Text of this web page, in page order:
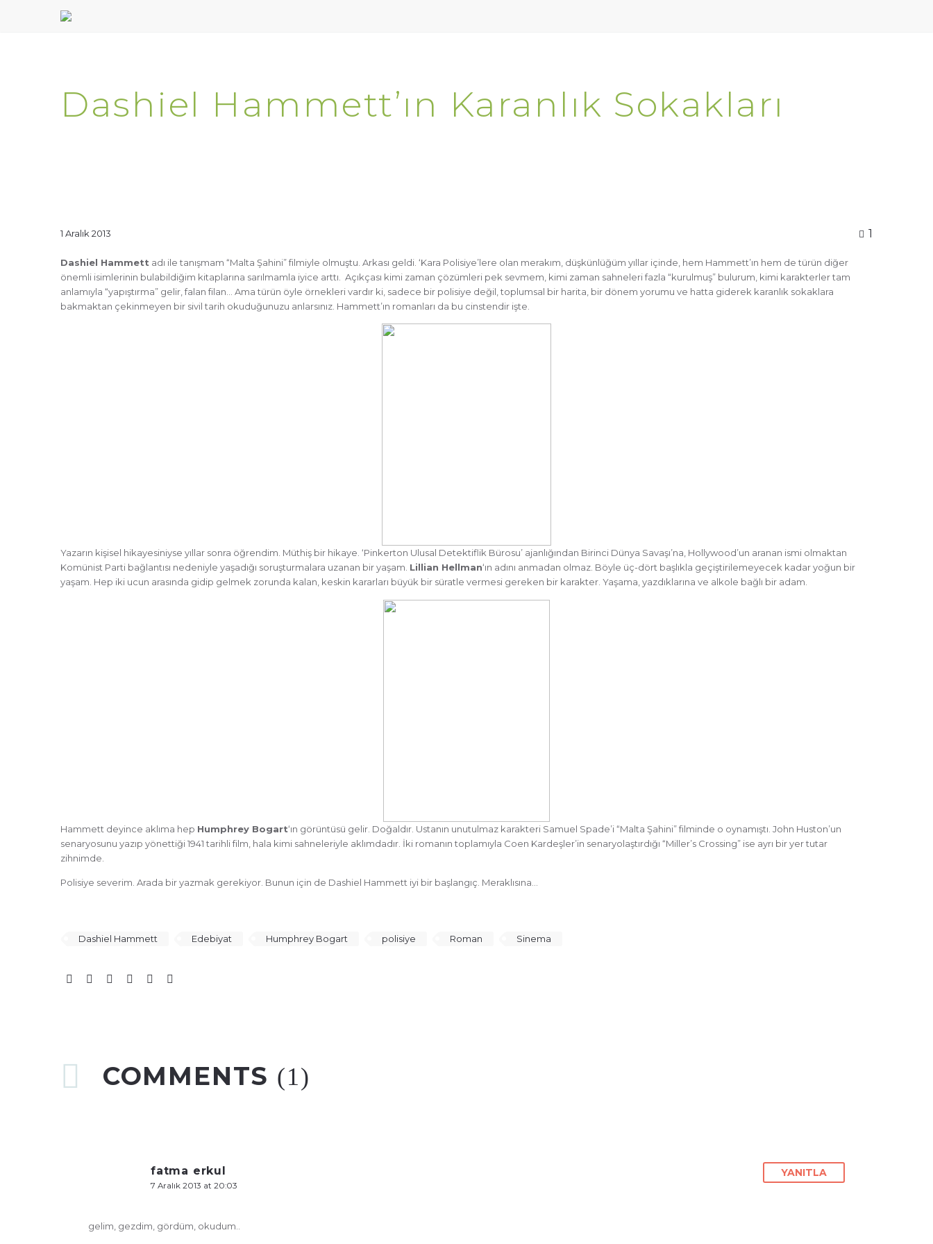
Dashiel Hammett’ın Karanlık Sokakları
1
1 Aralık 2013
Dashiel Hammett adı ile tanışmam “Malta Şahini” filmiyle olmuştu. Arkası geldi. ‘Kara Polisiye’lere olan merakım, düşkünlüğüm yıllar içinde, hem Hammett’ın hem de türün diğer
önemli isimlerinin bulabildiğim kitaplarına sarılmamla iyice arttı. Açıkçası kimi zaman çözümleri pek sevmem, kimi zaman sahneleri fazla “kurulmuş” bulurum, kimi karakterler tam
anlamıyla “yapıştırma” gelir, falan filan… Ama türün öyle örnekleri vardır ki, sadece bir polisiye değil, toplumsal bir harita, bir dönem yorumu ve hatta giderek karanlık sokaklara
bakmaktan çekinmeyen bir sivil tarih okuduğunuzu anlarsınız. Hammett’ın romanları da bu cinstendir işte.
Yazarın kişisel hikayesiniyse yıllar sonra öğrendim. Müthiş bir hikaye. ‘Pinkerton Ulusal Detektiflik Bürosu’ ajanlığından Birinci Dünya Savaşı’na, Hollywood’un aranan ismi olmaktan
Komünist Parti bağlantısı nedeniyle yaşadığı soruşturmalara uzanan bir yaşam. Lillian Hellman‘ın adını anmadan olmaz. Böyle üç-dört başlıkla geçiştirilemeyecek kadar yoğun bir
yaşam. Hep iki ucun arasında gidip gelmek zorunda kalan, keskin kararları büyük bir süratle vermesi gereken bir karakter. Yaşama, yazdıklarına ve alkole bağlı bir adam.
Hammett deyince aklıma hep Humphrey Bogart‘ın görüntüsü gelir. Doğaldır. Ustanın unutulmaz karakteri Samuel Spade’i “Malta Şahini” filminde o oynamıştı. John Huston’un
senaryosunu yazıp yönettiği 1941 tarihli film, hala kimi sahneleriyle aklımdadır. İki romanın toplamıyla Coen Kardeşler’in senaryolaştırdığı “Miller’s Crossing” ise ayrı bir yer tutar
zihnimde.
Polisiye severim. Arada bir yazmak gerekiyor. Bunun için de Dashiel Hammett iyi bir başlangıç. Meraklısına…
Dashiel Hammett Edebiyat Humphrey Bogart polisiye Roman Sinema
COMMENTS (1)
fatma erkul
7 Aralık 2013 at 20:03
YANITLA
gelim, gezdim, gördüm, okudum..